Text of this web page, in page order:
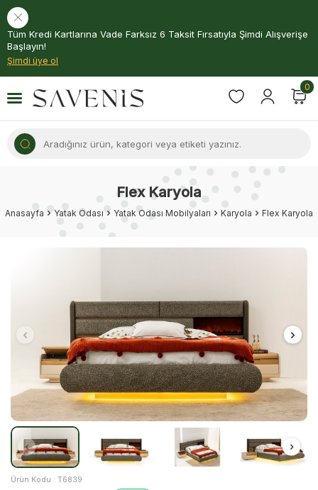
Tüm Kredi Kartlarına Vade Farksız 6 Taksit Fırsatıyla Şimdi Alışverişe
Başlayın!
Şimdi üye ol
0
Flex Karyola
Anasayfa Yatak Odası Yatak Odası Mobilyaları Karyola Flex Karyola
Ürün Kodu : T6839